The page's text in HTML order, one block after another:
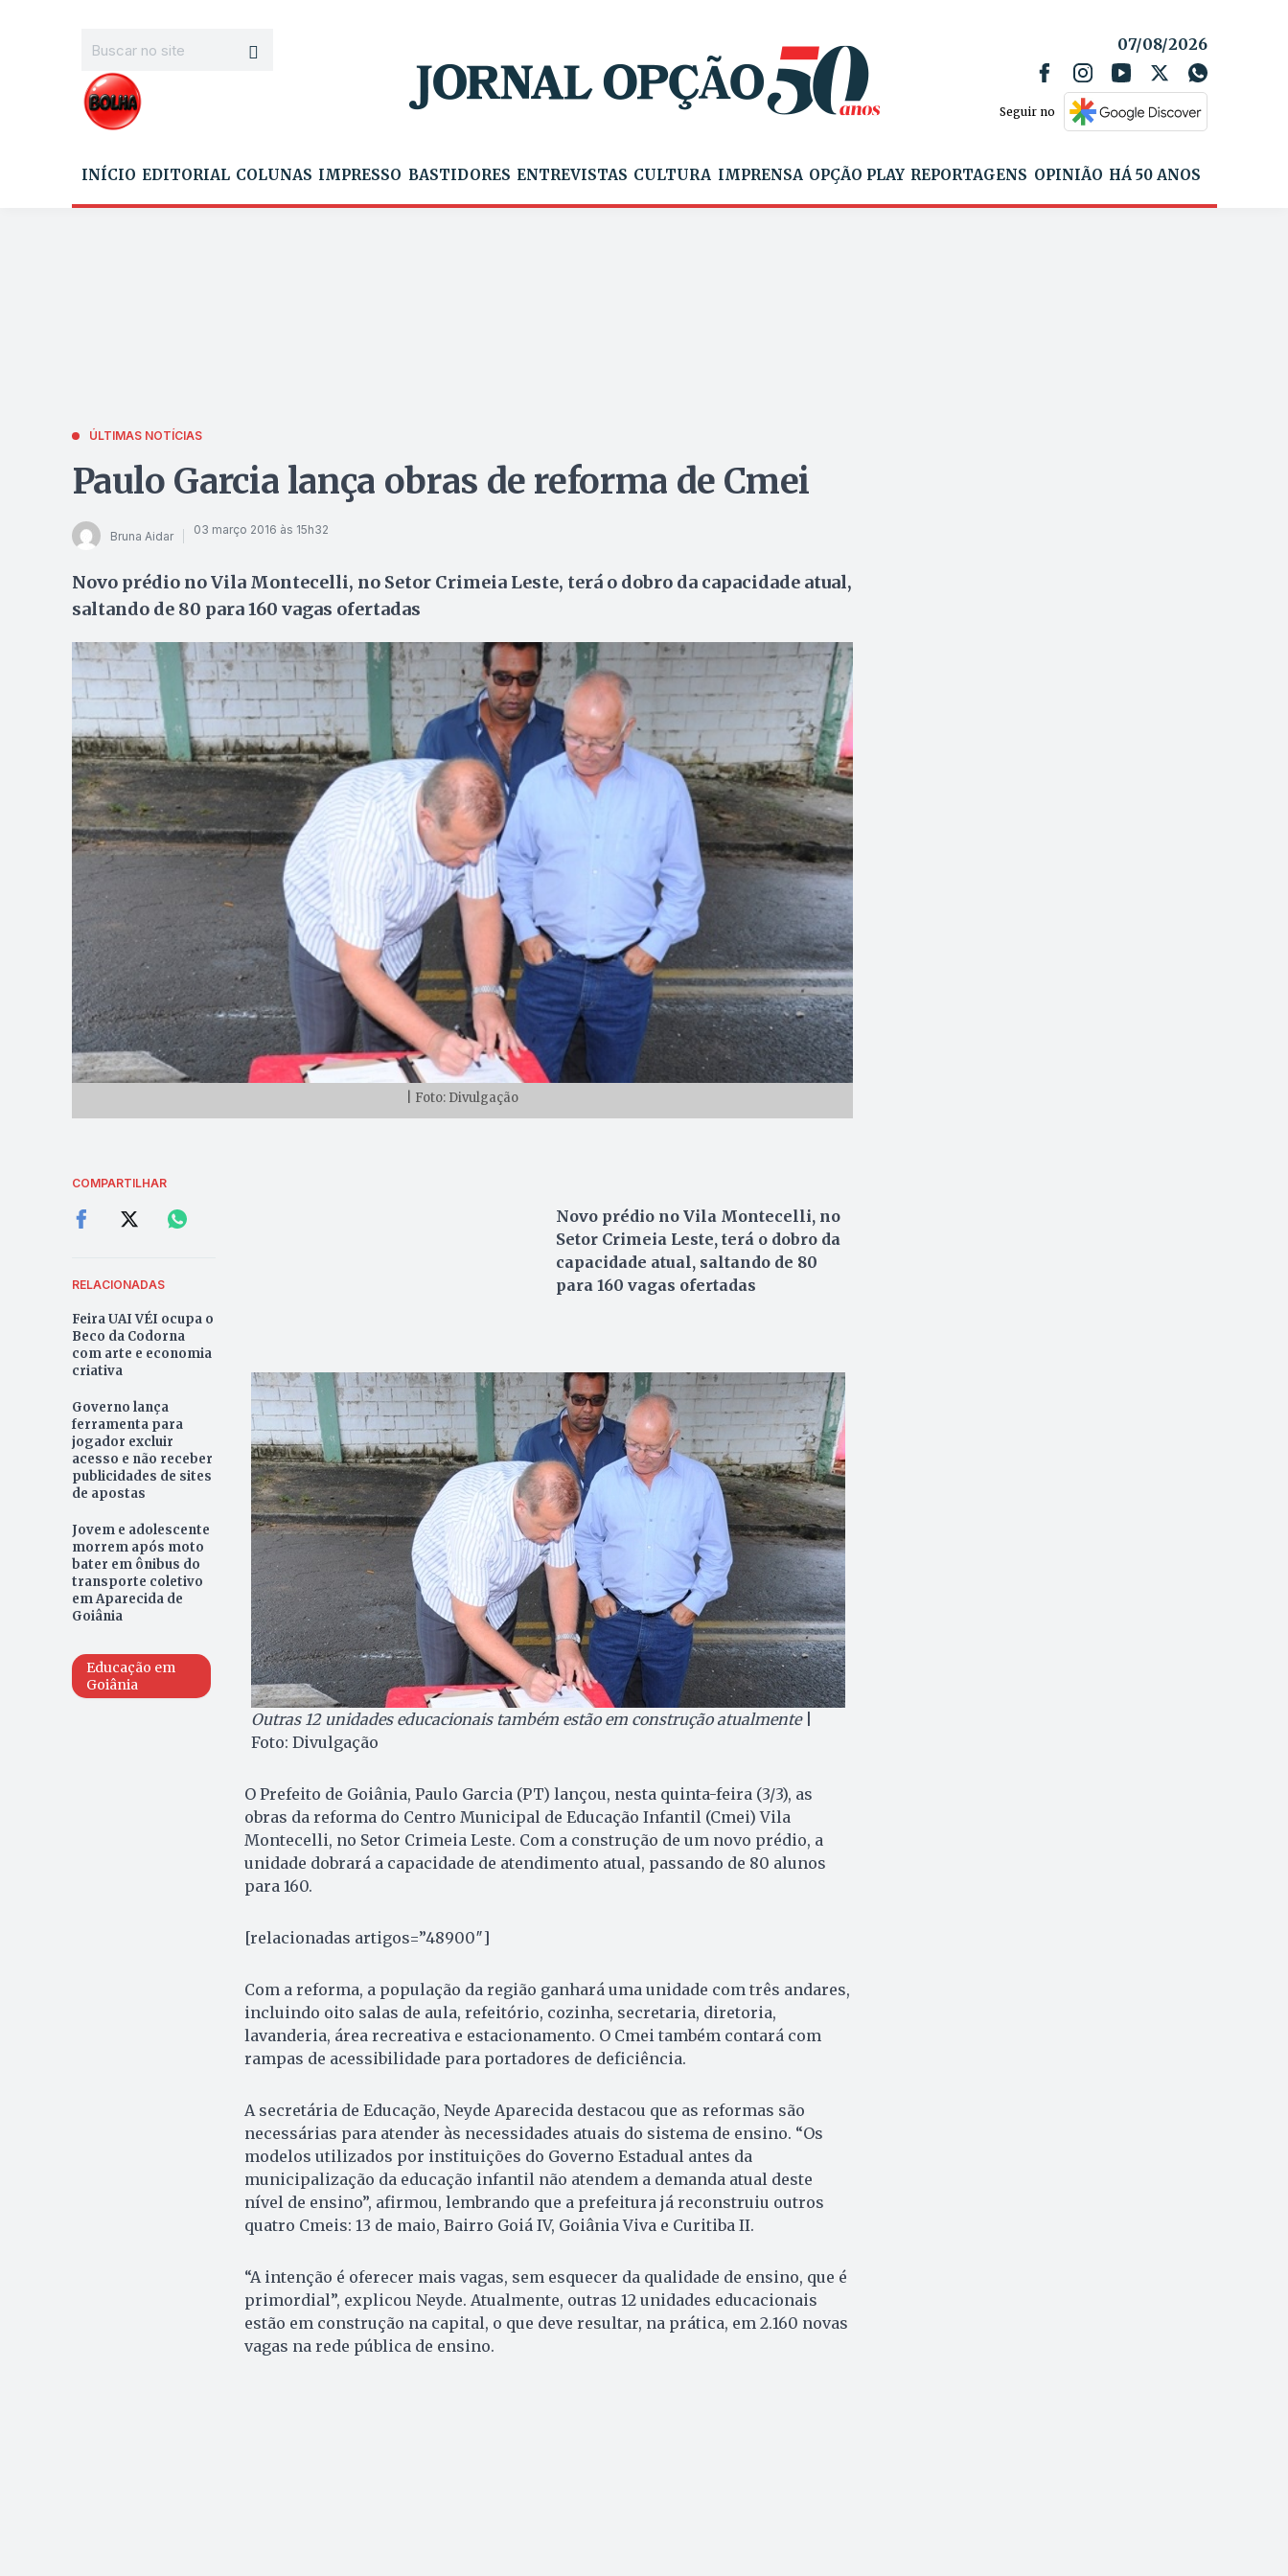
07/08/2026
Seguir no
INÍCIO EDITORIAL COLUNAS IMPRESSO BASTIDORES ENTREVISTAS CULTURA IMPRENSA OPÇÃO PLAY REPORTAGENS OPINIÃO HÁ 50 ANOS
ÚLTIMAS NOTÍCIAS
Paulo Garcia lança obras de reforma de Cmei
Bruna Aidar 03 março 2016 às 15h32
Novo prédio no Vila Montecelli, no Setor Crimeia Leste, terá o dobro da capacidade atual,
saltando de 80 para 160 vagas ofertadas
| Foto: Divulgação
COMPARTILHAR
RELACIONADAS
Feira UAI VÉI ocupa o
Beco da Codorna
com arte e economia
criativa
Governo lança
ferramenta para
jogador excluir
acesso e não receber
publicidades de sites
de apostas
Jovem e adolescente
morrem após moto
bater em ônibus do
transporte coletivo
em Aparecida de
Goiânia
Educação em
Goiânia
Novo prédio no Vila Montecelli, no
Setor Crimeia Leste, terá o dobro da
capacidade atual, saltando de 80
para 160 vagas ofertadas
Outras 12 unidades educacionais também estão em construção atualmente|
Foto: Divulgação
O Prefeito de Goiânia, Paulo Garcia (PT) lançou, nesta quinta-feira (3/3), as
obras da reforma do Centro Municipal de Educação Infantil (Cmei) Vila
Montecelli, no Setor Crimeia Leste. Com a construção de um novo prédio, a
unidade dobrará a capacidade de atendimento atual, passando de 80 alunos
para 160.
[relacionadas artigos=”48900″]
Com a reforma, a população da região ganhará uma unidade com três andares,
incluindo oito salas de aula, refeitório, cozinha, secretaria, diretoria,
lavanderia, área recreativa e estacionamento. O Cmei também contará com
rampas de acessibilidade para portadores de deficiência.
A secretária de Educação, Neyde Aparecida destacou que as reformas são
necessárias para atender às necessidades atuais do sistema de ensino. “Os
modelos utilizados por instituições do Governo Estadual antes da
municipalização da educação infantil não atendem a demanda atual deste
nível de ensino”, afirmou, lembrando que a prefeitura já reconstruiu outros
quatro Cmeis: 13 de maio, Bairro Goiá IV, Goiânia Viva e Curitiba II.
“A intenção é oferecer mais vagas, sem esquecer da qualidade de ensino, que é
primordial”, explicou Neyde. Atualmente, outras 12 unidades educacionais
estão em construção na capital, o que deve resultar, na prática, em 2.160 novas
vagas na rede pública de ensino.